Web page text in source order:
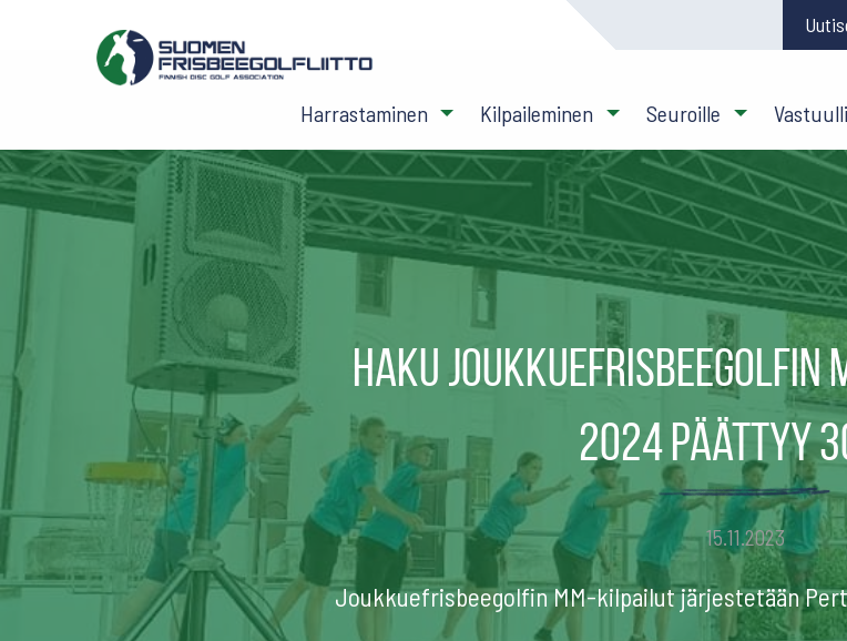
Harrastaminen Kilpaileminen Seuroille
Haku joukkuefrisbeegolfin
2024 päättyy
15.11.2023
Joukkuefrisbeegolfin MM-kilpailut järjestetään